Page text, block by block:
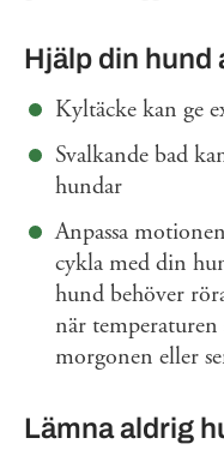
Hjälp din hund
Kyltäcke kan ge
Svalkande bad
hundar
Anpassa
cykla med din
hund behöver
när
morgonen eller
Lämna aldrig